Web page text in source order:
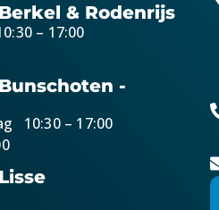
& Rodenrijs
– 17:00
-
10:30 – 17:00